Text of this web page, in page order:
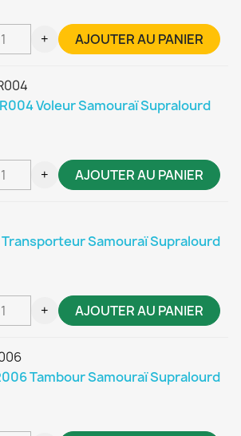
+ AJOUTER AU PANIER
Voleur Samouraï Supralourd
+ AJOUTER AU PANIER
Transporteur Samouraï Supralourd
+ AJOUTER AU PANIER
Tambour Samouraï Supralourd